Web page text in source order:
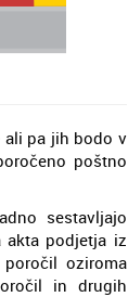
ali pa jih bodo v
poštno
sestavljajo
akta podjetja iz
oziroma
in drugih